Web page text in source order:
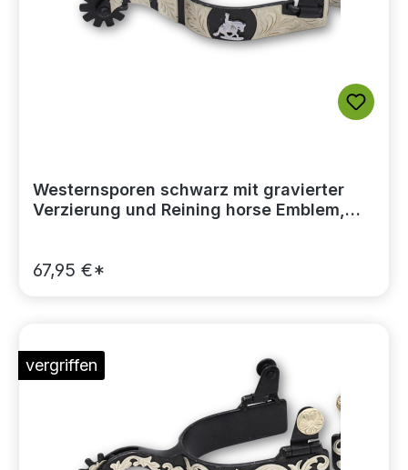
Westernsporen schwarz mit gravierter
Verzierung und Reining horse Emblem,
67,95 €*
vergriffen